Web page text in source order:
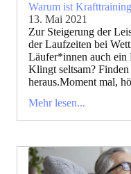
Warum ist
13. Mai 2021
Zur Steigerung der
der Laufzeiten bei
Läufer*innen auch ein
Klingt seltsam?
heraus.Moment mal,
Mehr lesen...